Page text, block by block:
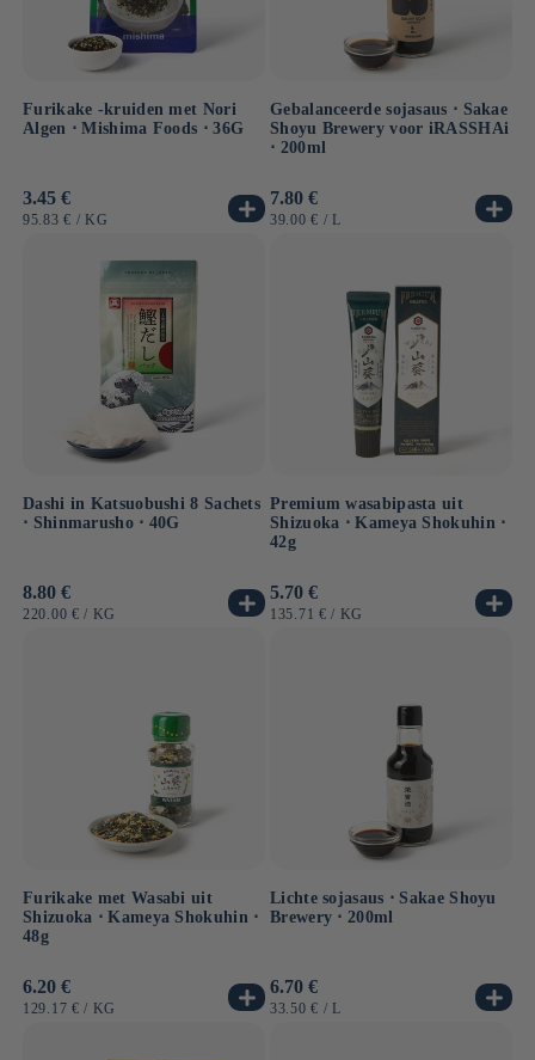
Furikake -kruiden met Nori
Algen ⋅ Mishima Foods ⋅ 36G
Normale
prijs
3.45 €
EENHEIDSPRIJS
95.83 € / PER
KG
Gebalanceerde sojasaus ⋅ Sakae
Shoyu Brewery voor iRASSHAi
⋅ 200ml
Normale
prijs
7.80 €
EENHEIDSPRIJS
39.00 € / PER
L
Dashi in Katsuobushi 8 Sachets
⋅ Shinmarusho ⋅ 40G
Normale
prijs
8.80 €
EENHEIDSPRIJS
220.00 € / PER
KG
Premium wasabipasta uit
Shizuoka ⋅ Kameya Shokuhin ⋅
42g
Normale
prijs
5.70 €
EENHEIDSPRIJS
135.71 € / PER
KG
Furikake met Wasabi uit
Shizuoka ⋅ Kameya Shokuhin ⋅
48g
Normale
prijs
6.20 €
EENHEIDSPRIJS
129.17 € / PER
KG
Lichte sojasaus ⋅ Sakae Shoyu
Brewery ⋅ 200ml
Normale
prijs
6.70 €
EENHEIDSPRIJS
33.50 € / PER
L